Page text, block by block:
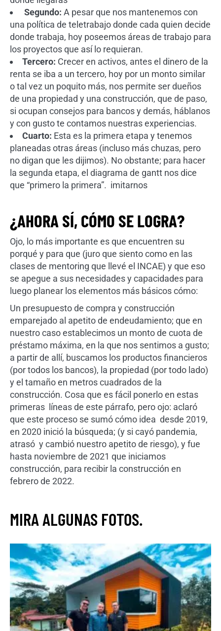
Segundo: A pesar que nos mantenemos con
una política de teletrabajo donde cada quien decide
donde trabaja, hoy poseemos áreas de trabajo para
los proyectos que así lo requieran.
Tercero: Crecer en activos, antes el dinero de la
renta se iba a un tercero, hoy por un monto similar
o tal vez un poquito más, nos permite ser dueños
de una propiedad y una construcción, que de paso,
si ocupan consejos para bancos y demás, háblanos
y con gusto te contamos nuestras experiencias.
Cuarto: Esta es la primera etapa y tenemos
planeadas otras áreas (incluso más chuzas, pero
no digan que les dijimos). No obstante; para hacer
la segunda etapa, el diagrama de gantt nos dice
que “primero la primera”. imitarnos
¿AHORA SÍ, CÓMO SE LOGRA?
Ojo, lo más importante es que encuentren su
porqué y para que (juro que siento como en las
clases de mentoring que llevé el INCAE) y que eso
se apegue a sus necesidades y capacidades para
luego planear los elementos más básicos cómo:
Un presupuesto de compra y construcción
emparejado al apetito de endeudamiento; que en
nuestro caso establecimos un monto de cuota de
préstamo máxima, en la que nos sentimos a gusto;
a partir de allí, buscamos los productos financieros
(por todos los bancos), la propiedad (por todo lado)
y el tamaño en metros cuadrados de la
construcción. Cosa que es fácil ponerlo en estas
primeras líneas de este párrafo, pero ojo: aclaró
que este proceso se sumó cómo idea desde 2019,
en 2020 inició la búsqueda; (y si cayó pandemia,
atrasó y cambió nuestro apetito de riesgo), y fue
hasta noviembre de 2021 que iniciamos
construcción, para recibir la construcción en
febrero de 2022.
MIRA ALGUNAS FOTOS.